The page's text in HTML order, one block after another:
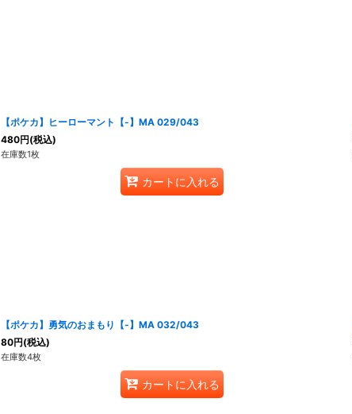
【ポケカ】ヒーローマント【-】MA 029/043
480円(税込)
在庫数1枚
カートに入れる
【ポケカ】勇気のおまもり【-】MA 032/043
80円(税込)
在庫数4枚
カートに入れる